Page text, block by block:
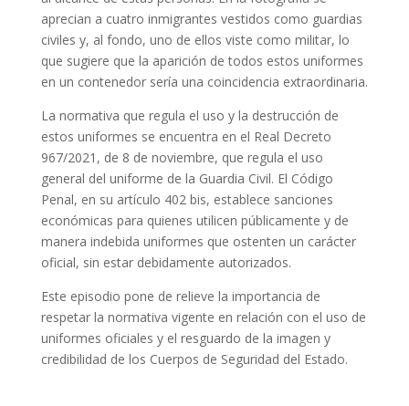
aprecian a cuatro inmigrantes vestidos como guardias
civiles y, al fondo, uno de ellos viste como militar, lo
que sugiere que la aparición de todos estos uniformes
en un contenedor sería una coincidencia extraordinaria.
La normativa que regula el uso y la destrucción de
estos uniformes se encuentra en el Real Decreto
967/2021, de 8 de noviembre, que regula el uso
general del uniforme de la Guardia Civil. El Código
Penal, en su artículo 402 bis, establece sanciones
económicas para quienes utilicen públicamente y de
manera indebida uniformes que ostenten un carácter
oficial, sin estar debidamente autorizados.
Este episodio pone de relieve la importancia de
respetar la normativa vigente en relación con el uso de
uniformes oficiales y el resguardo de la imagen y
credibilidad de los Cuerpos de Seguridad del Estado.